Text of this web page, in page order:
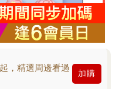
，精選周邊看過
加購